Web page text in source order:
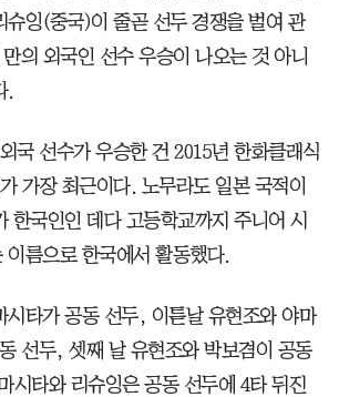
슈잉(중국)이 줄곧 선두 경쟁을 벌여 관
의 외국인 선수 우승이 나오는 것 아니
.
국 선수가 우승한 건 2015년 한화클래식
가장 최근이다. 노무라도 일본 국적이
한국인인 데다 고등학교까지 주니어 시
이름으로 한국에서 활동했다.
시타가 공동 선두, 이튿날 유현조와 야마
선두, 셋째 날 유현조와 박보겸이 공동
시타와 리슈잉은 공동 선두에 4타 뒤진